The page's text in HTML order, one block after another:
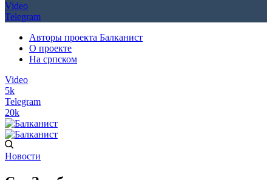
Video
Telegram
Авторы проекта Балканист
О проекте
На српском
Video
5k
Telegram
20k
Новости